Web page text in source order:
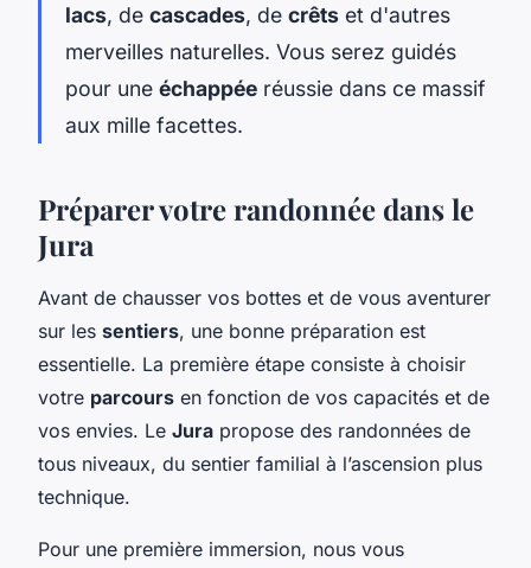
lacs, de cascades, de crêts et d'autres
merveilles naturelles. Vous serez guidés
pour une échappée réussie dans ce massif
aux mille facettes.
Préparer votre randonnée dans le
Jura
Avant de chausser vos bottes et de vous aventurer
sur les sentiers, une bonne préparation est
essentielle. La première étape consiste à choisir
votre parcours en fonction de vos capacités et de
vos envies. Le Jura propose des randonnées de
tous niveaux, du sentier familial à l’ascension plus
technique.
Pour une première immersion, nous vous